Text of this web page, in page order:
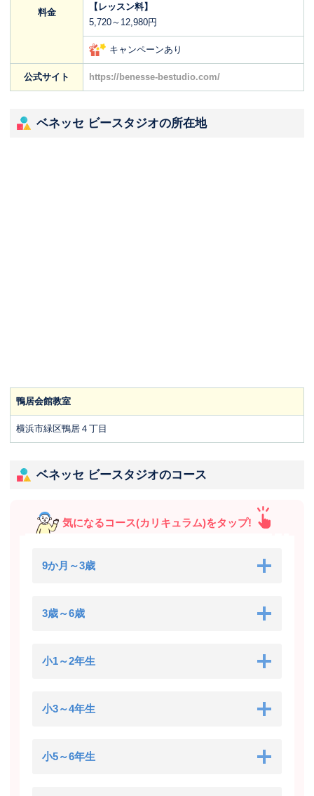
料金
【レッスン料】
5,720～12,980円
キャンペーンあり
公式サイト https://benesse-bestudio.com/
ベネッセ ビースタジオの所在地
鴨居会館教室
横浜市緑区鴨居４丁目
ベネッセ ビースタジオのコース
気になるコース(カリキュラム)をタップ!
9か月～3歳
3歳～6歳
小1～2年生
小3～4年生
小5～6年生